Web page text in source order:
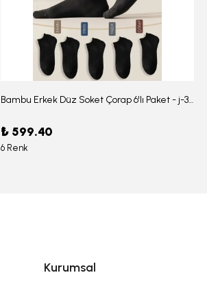
Bambu Erkek Düz Soket Çorap 6'lı Paket - j-354
₺ 599.40
6 Renk
Kurumsal